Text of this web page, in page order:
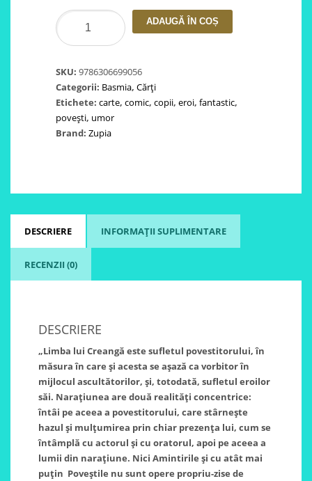
Cantitate
Povești
de
Creangă
ADAUGĂ ÎN COȘ
SKU: 9786306699056
Categorii: Basmia, Cărți
Etichete: carte, comic, copii, eroi, fantastic,
povești, umor
Brand: Zupia
DESCRIERE INFORMAȚII SUPLIMENTARE
RECENZII (0)
DESCRIERE
„Limba lui Creangă este sufletul povestitorului, în
măsura în care şi acesta se aşază ca vorbitor în
mijlocul ascultătorilor, şi, totodată, sufletul eroilor
săi. Naraţiunea are două realităţi concentrice:
întâi pe aceea a povestitorului, care stârneşte
hazul şi mulţumirea prin chiar prezenţa lui, cum se
întâmplă cu actorul şi cu oratorul, apoi pe aceea a
lumii din naraţiune. Nici Amintirile şi cu atât mai
puţin Poveştile nu sunt opere propriu-zise de